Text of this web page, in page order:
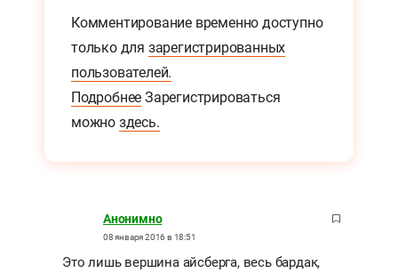
Комментирование временно доступно
только для зарегистрированных
пользователей.
Подробнее Зарегистрироваться
можно здесь.
Анонимно
08 января 2016 в 18:51
Это лишь вершина айсберга, весь бардак,